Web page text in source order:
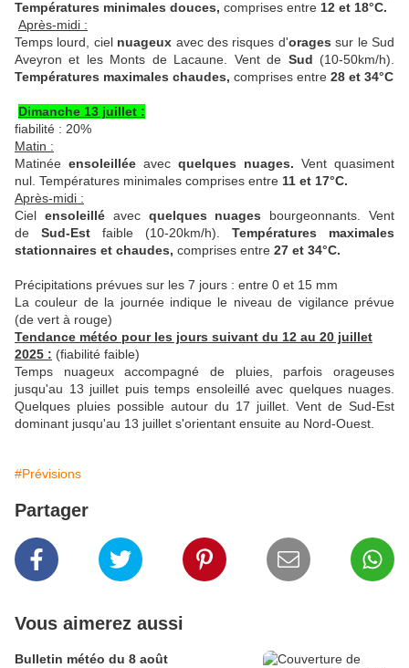
Températures minimales douces, comprises entre 12 et 18°C.
Après-midi :
Temps lourd, cielnuageux avec des risques d'orages sur le Sud
Aveyron et les Monts de Lacaune. Vent de Sud (10-50km/h).
Températures maximales chaudes, comprises entre 28 et 34°C
Dimanche 13 juillet :
fiabilité : 20%
Matin :
Matinée ensoleillée avec quelques nuages. Vent quasiment
nul. Températures minimales comprises entre 11 et 17°C.
Après-midi :
Ciel ensoleillé avec quelques nuages bourgeonnants. Vent
de Sud-Est faible (10-20km/h). Températures maximales
stationnaires et chaudes, comprises entre 27 et 34°C.
Précipitations prévues sur les 7 jours : entre 0 et 15 mm
La couleur de la journée indique le niveau de vigilance prévue
(de vert à rouge)
Tendance météo pour les jours suivant du 12 au 20 juillet
2025 : (fiabilité faible)
Temps nuageux accompagné de pluies, parfois orageuses
jusqu'au 13 juillet puis temps ensoleillé avec quelques nuages.
Quelques pluies possible autour du 17 juillet. Vent de Sud-Est
dominant jusqu'au 13 juillet s'orientant ensuite au Nord-Ouest.
#Prévisions
Partager
Vous aimerez aussi
Bulletin météo du 8 août